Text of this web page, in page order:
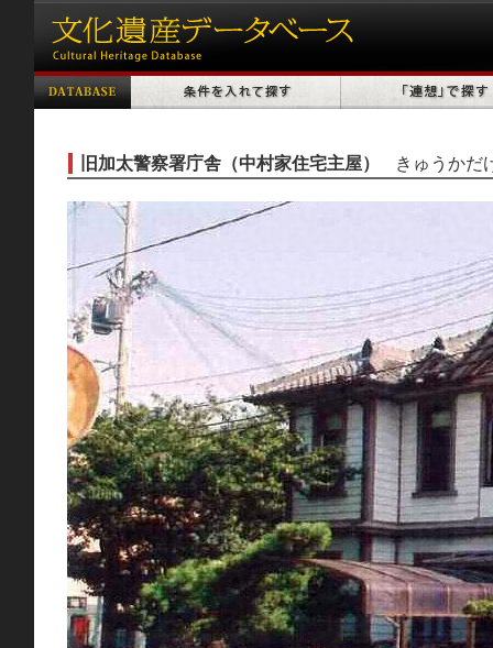
旧加太警察署庁舎（中村家住宅主屋） きゅうかだ